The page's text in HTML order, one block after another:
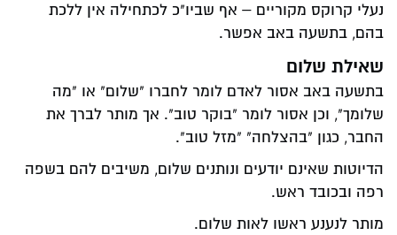
נעלי קרוקס מקוריים – אף שביו"כ לכתחילה אין ללכת
בהם, בתשעה באב אפשר.
שאילת שלום
בתשעה באב אסור לאדם לומר לחברו "שלום" או "מה
שלומך", וכן אסור לומר "בוקר טוב". אך מותר לברך את
החבר, כגון "בהצלחה" "מזל טוב".
הדיוטות שאינם יודעים ונותנים שלום, משיבים להם בשפה
רפה ובכובד ראש.
מותר לנענע ראשו לאות שלום.